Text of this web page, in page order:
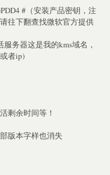
#（安装产品密钥，注
往下翻查找微软官方提供
服务器这是我的kms域名，
者ip)
剩余时间等！
版本字样也消失